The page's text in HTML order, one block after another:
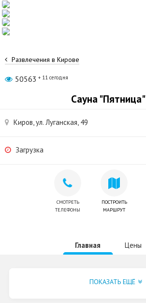
Развлечения в Кирове
50563 + 11 сегодня
Сауна "Пятница"
Киров, ул. Луганская, 49
Загрузка
СМОТРЕТЬ
ТЕЛЕФОНЫ
ПОСТРОИТЬ
МАРШРУТ
Главная Цены
ПОКАЗАТЬ ЕЩЁ